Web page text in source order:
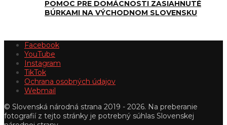
POMOC PRE DOMÁCNOSTI ZASIAHNUTÉ
BÚRKAMI NA VÝCHODNOM SLOVENSKU
Facebook
YouTube
Instagram
TikTok
Ochrana osobných údajov
Webmail
© Slovenská národná strana 2019 - 2026. Na preberanie
fotografií z tejto stránky je potrebný súhlas Slovenskej